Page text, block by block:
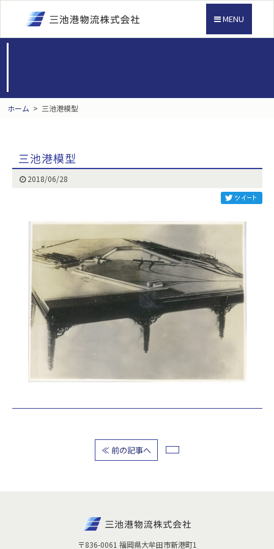
MENU
ホーム > 三池港模型
三池港模型
2018/06/28
≪ 前の記事へ
〒836-0061 福岡県大牟田市新港町1